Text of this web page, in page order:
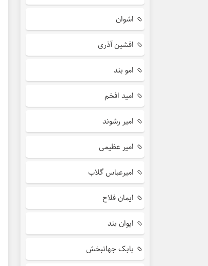
اشوان
افشین آذری
امو بند
امید افخم
امیر رشوند
امیر عظیمی
امیرعباس گلاب
ایمان فلاح
ایوان بند
بابک جهانبخش